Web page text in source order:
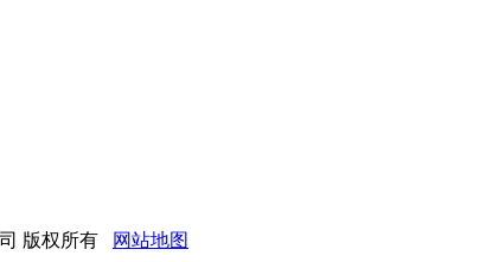
版权所有 网站地图